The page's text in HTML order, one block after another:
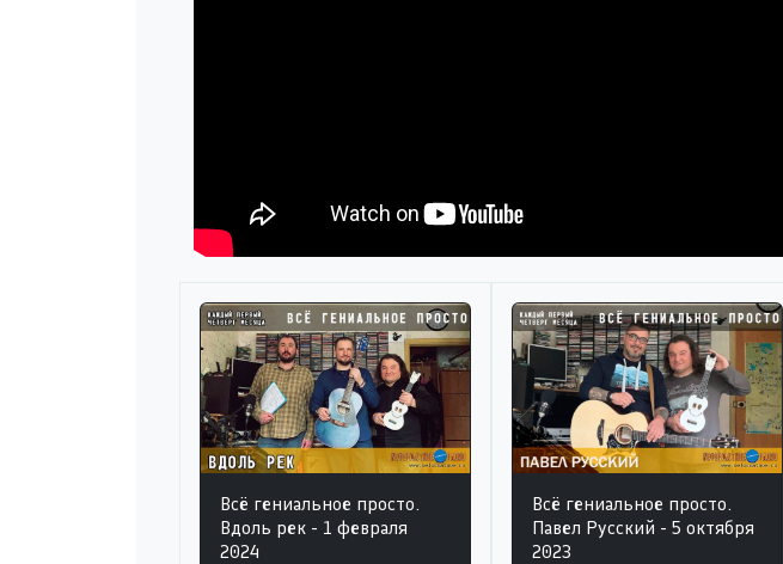
Всё гениальное просто.
Вдоль рек - 1 февраля
2024
Всё гениальное просто.
Павел Русский - 5 октября
2023